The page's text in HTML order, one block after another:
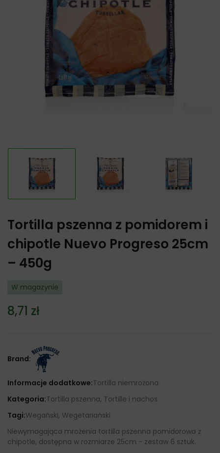
Tortilla pszenna z pomidorem i
chipotle Nuevo Progreso 25cm
– 450g
W magazynie
8,71 zł
Brand:
Informacje dodatkowe:Tortilla niemrożona
Kategoria:Tortilla pszenna, Tortille i nachos
Tagi:Wegański, Wegetariański
Niewymagająca mrożenia tortilla pszenna pomidorowa z
chipotle, dostępna w rozmiarze 25cm - zestaw 6 sztuk.